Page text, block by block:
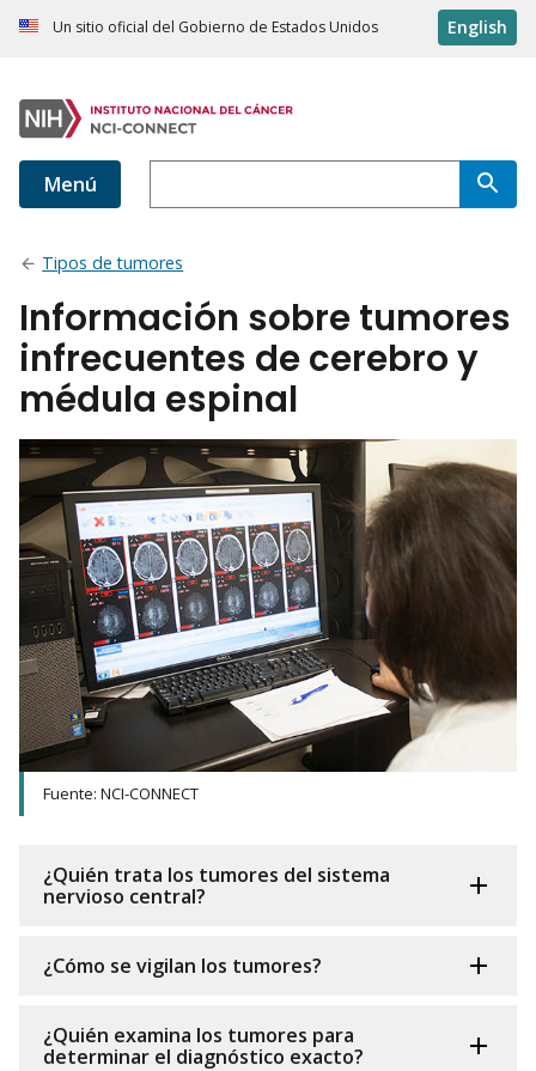
Un sitio oficial del Gobierno de Estados Unidos English
Menú
Tipos de tumores
Información sobre tumores
infrecuentes de cerebro y
médula espinal
Fuente: NCI-CONNECT
¿Quién trata los tumores del sistema
nervioso central?
¿Cómo se vigilan los tumores?
¿Quién examina los tumores para
determinar el diagnóstico exacto?